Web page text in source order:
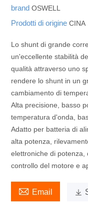
brandOSWELL
Prodotti di origineCINA
Lo shunt di grande
un'eccellente stabilità
qualità attraverso uno
rendere lo shunt in un
cambiamento di
Alta precisione, basso
temperatura d'onda,
Adatto per batteria di
alta potenza,
elettroniche di potenza,
controllo del motore e
 Email 